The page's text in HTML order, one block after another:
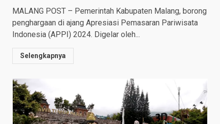
MALANG POST – Pemerintah Kabupaten Malang, borong
penghargaan di ajang Apresiasi Pemasaran Pariwisata
Indonesia (APPI) 2024. Digelar oleh...
Selengkapnya